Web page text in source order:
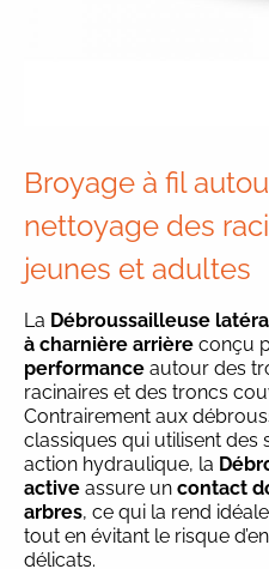
Broyage à fil
nettoyage des
jeunes et adultes
La Débroussailleuse
à charnière arrière conçu
performance autour des
racinaires et des troncs
Contrairement aux
classiques qui utilisent des
action hydraulique, la
active assure un contact
arbres, ce qui la rend
tout en évitant le risque
délicats.